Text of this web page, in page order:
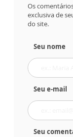
Os
exclusiva de
do site.
Seu nome
Seu e-mail
Seu